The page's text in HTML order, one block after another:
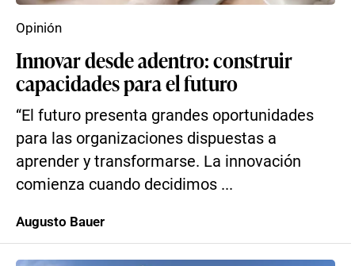
Innovar desde adentro: construir
capacidades para el futuro
“El futuro presenta grandes oportunidades
para las organizaciones dispuestas a
aprender y transformarse. La innovación
comienza cuando decidimos ...
Opinión
Augusto Bauer